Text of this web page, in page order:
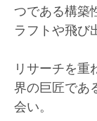
つである構築
ラフトや飛び
リサーチを重
界の巨匠であ
会い。